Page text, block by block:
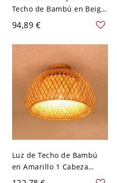
Techo de Bambú en Beige
Luz de Techo Única de
Tambor - Madera 110 A
120 V 40,64 cm
94,89 €
Luz de Techo de Bambú
en Amarillo 1 Cabeza
Semi Plafón Asiático de